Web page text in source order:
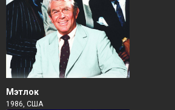
Мэтлок
1986, США